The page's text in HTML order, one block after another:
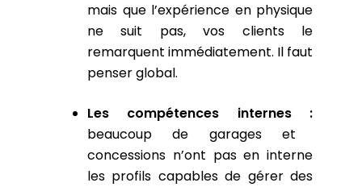
mais que l’expérience en physique
ne suit pas, vos clients le
remarquent immédiatement. Il faut
penser global.
Les compétences internes :
beaucoup de garages et
concessions n’ont pas en interne
les profils capables de gérer des